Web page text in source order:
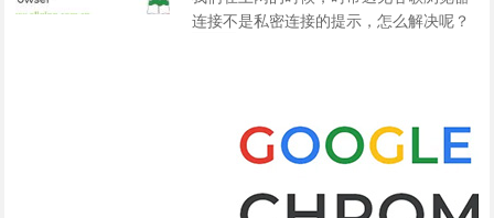
连接不是私密连接的提示，怎么解决呢？